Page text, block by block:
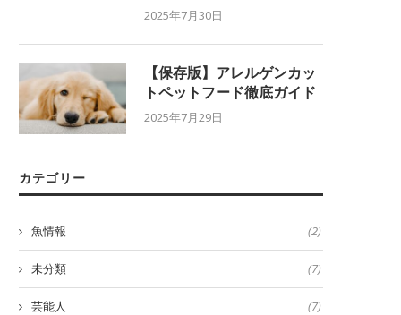
2025年7月30日
【保存版】アレルゲンカッ
トペットフード徹底ガイド
2025年7月29日
カテゴリー
魚情報 (2)
未分類 (7)
芸能人 (7)